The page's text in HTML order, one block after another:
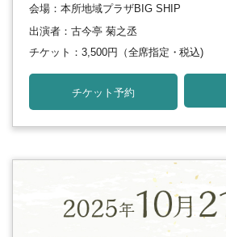
会場：本所地域プラザBIG SHIP
出演者：古今亭 菊之丞
チケット：3,500円 （全席指定・税込)
チケット予約